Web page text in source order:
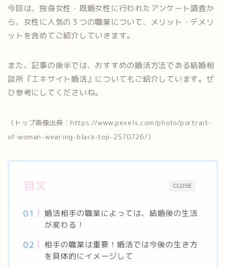
今回は、独身女性・既婚女性に行われたアンケート調査か
ら、女性に人気の３つの職業について、メリット・デメリ
ットを含めてご紹介していきます。
また、記事の後半では、おすすめの婚活方法である結婚相
談所『エキサイト婚活』についてもご紹介しています。ぜ
ひ参考にしてくださいね。
（トップ画像出典：https://www.pexels.com/photo/portrait-
of-woman-wearing-black-top-2570726/）
CLOSE
目次
婚活相手の職業によっては、結婚後の生活
が変わる！
相手の職業は重要！婚活では今後の生き方
を具体的にイメージして